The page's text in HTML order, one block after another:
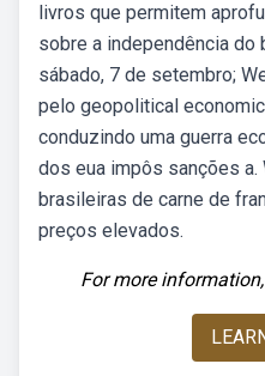
livros que permitem
sobre a independência do
sábado, 7 de setembro;
pelo geopolitical
conduzindo uma guerra
dos eua impôs sanções
brasileiras de carne de
preços elevados.
For more